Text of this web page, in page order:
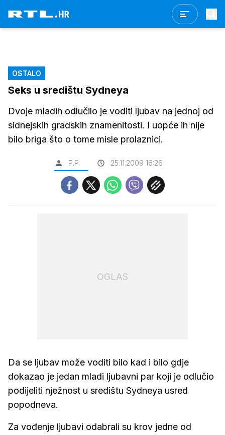
OSTALO
Seks u središtu Sydneya
Dvoje mladih odlučilo je voditi ljubav na jednoj od
sidnejskih gradskih znamenitosti. I uopće ih nije
bilo briga što o tome misle prolaznici.
P.P. 25.11.2009 16:26
OGLAS
Da se ljubav može voditi bilo kad i bilo gdje
dokazao je jedan mladi ljubavni par koji je odlučio
podijeliti nježnost u središtu Sydneya usred
popodneva.
Za vođenje ljubavi odabrali su krov jedne od